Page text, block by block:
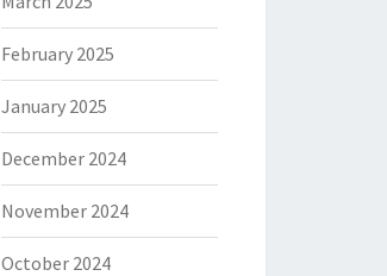
February 2025
January 2025
December 2024
November 2024
October 2024